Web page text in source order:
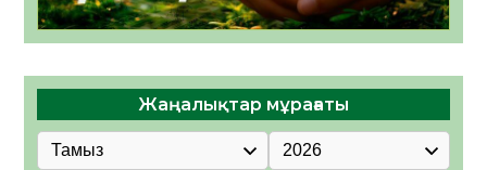
Жаңалықтар мұрағаты